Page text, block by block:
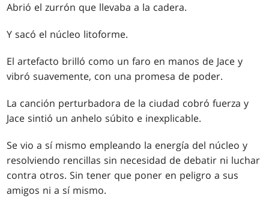
Abrió el zurrón que llevaba a la cadera.
Y sacó el núcleo litoforme.
El artefacto brilló como un faro en manos de Jace y
vibró suavemente, con una promesa de poder.
La canción perturbadora de la ciudad cobró fuerza y
Jace sintió un anhelo súbito e inexplicable.
Se vio a sí mismo empleando la energía del núcleo y
resolviendo rencillas sin necesidad de debatir ni luchar
contra otros. Sin tener que poner en peligro a sus
amigos ni a sí mismo.